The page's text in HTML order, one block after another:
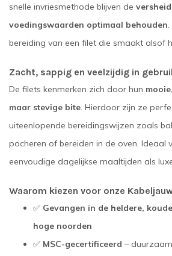
snelle invriesmethode blijven de
voedingswaarden optimaal behouden.
bereiding van een filet die smaakt alsof
Zacht, sappig en veelzijdig in
De filets kenmerken zich door hun
maar stevige bite. Hierdoor zijn ze
uiteenlopende bereidingswijzen zoals
pocheren of bereiden in de oven. Ideaal
eenvoudige dagelijkse maaltijden als
Waarom kiezen voor onze
✅ Gevangen in de heldere,
hoge noorden
✅ MSC-gecertificeerd –